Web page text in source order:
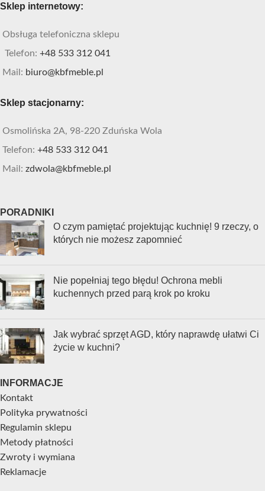
Sklep internetowy:
Obsługa telefoniczna sklepu
Telefon: +48 533 312 041
Mail: biuro@kbfmeble.pl
Sklep stacjonarny:
Osmolińska 2A, 98-220 Zduńska Wola
Telefon: +48 533 312 041
Mail: zdwola@kbfmeble.pl
PORADNIKI
O czym pamiętać projektując kuchnię! 9 rzeczy, o
których nie możesz zapomnieć
Nie popełniaj tego błędu! Ochrona mebli
kuchennych przed parą krok po kroku
Jak wybrać sprzęt AGD, który naprawdę ułatwi Ci
życie w kuchni?
INFORMACJE
Kontakt
Polityka prywatności
Regulamin sklepu
Metody płatności
Zwroty i wymiana
Reklamacje